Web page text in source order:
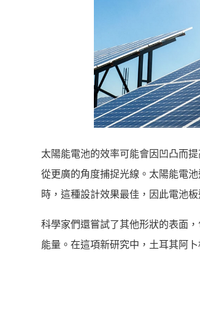
太陽能電池的效率可能會因凹凸而
從更廣的角度捕捉光線。太陽能電
時，這種設計效果最佳，因此電池
科學家們還嘗試了其他形狀的表面
能量。在這項新研究中，土耳其阿